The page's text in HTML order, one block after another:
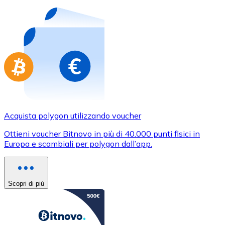
Acquista gift card dei tuoi marchi preferiti con
Vai al negozio di carte regalo
Acquista polygon utilizzando voucher
Ottieni voucher Bitnovo in più di 40.000 punti fisici in
Europa e scambiali per polygon dall’app.
Scopri di più